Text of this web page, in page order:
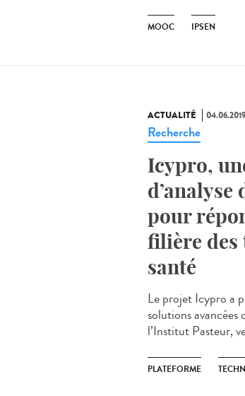
MOOC IPSEN
ACTUALITÉ 04.06.2019
Recherche
Icypro,
d’analyse
pour
filière des
santé
Le projet Icypro a
solutions avancées
l’Institut Pasteur,
PLATEFORME